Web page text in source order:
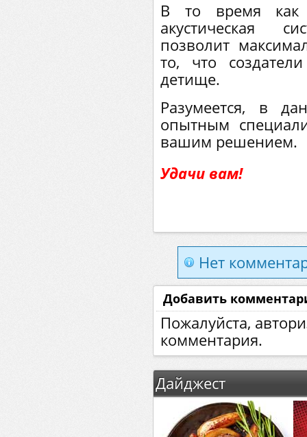
В то время как
акустическая
позволит
то, что
детище.
Разумеется, в
опытным
вашим решением.
Удачи вам!
Нет
Добавить
Пожалуйста,
комментария.
Дайджест